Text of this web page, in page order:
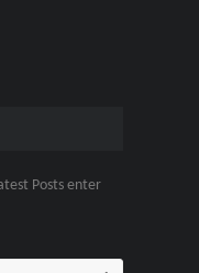
Posts enter